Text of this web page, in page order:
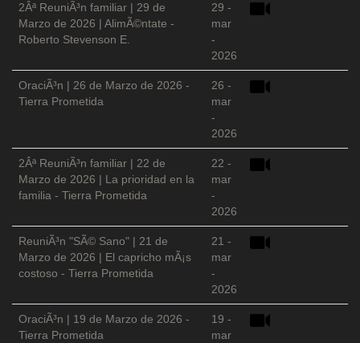
2Âª ReuniÃ³n familiar | 29 de
Marzo de 2026 | AlimÃ©ntate -
Roberto Stevenson E.
29 -
mar
-
2026
OraciÃ³n | 26 de Marzo de 2026 -
Tierra Prometida
26 -
mar
-
2026
2Âª ReuniÃ³n familiar | 22 de
Marzo de 2026 | La prioridad en la
familia - Tierra Prometida
22 -
mar
-
2026
ReuniÃ³n "SÃ© Sano" | 21 de
Marzo de 2026 | El capricho mÃ¡s
costoso - Tierra Prometida
21 -
mar
-
2026
OraciÃ³n | 19 de Marzo de 2026 -
Tierra Prometida
19 -
mar